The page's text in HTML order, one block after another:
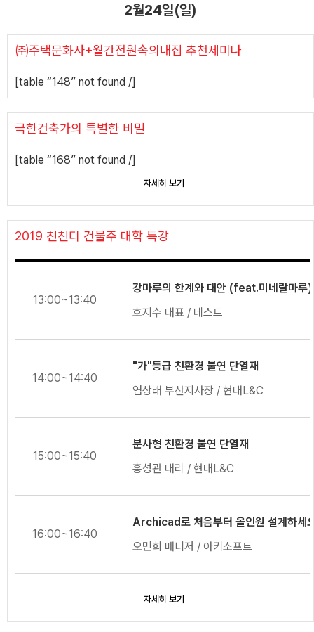
2월24일(일)
㈜주택문화사+월간전원속의내집 추천세미나
[table “148” not found /]
극한건축가의 특별한 비밀
[table “168” not found /]
자세히 보기
2019 친친디 건물주 대학 특강
13:00~13:40
강마루의 한계와 대안 (feat.미네랄마루)
호지수 대표 / 네스트
14:00~14:40
"가"등급 친환경 불연 단열재
염상래 부산지사장 / 현대L&C
15:00~15:40
분사형 친환경 불연 단열재
홍성관 대리 / 현대L&C
16:00~16:40
Archicad로 처음부터 올인원 설계하세
오민희 매니저 / 아키소프트
자세히 보기